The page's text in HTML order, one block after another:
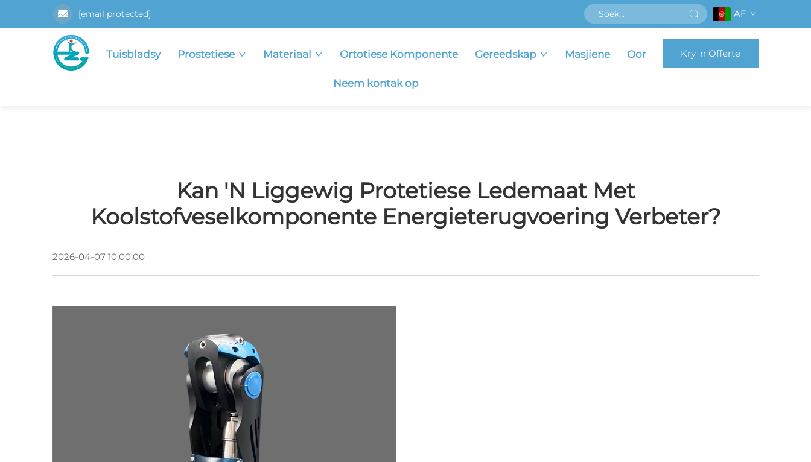
[email protected] AF
Tuisbladsy Prostetiese Materiaal Ortotiese Komponente Gereedskap Masjiene Oor
Neem kontak op
Kry 'n Offerte
Kan 'n Liggewig Protetiese Ledemaat Met
Koolstofveselkomponente Energieterugvoering Verbeter?
2026-04-07 10:00:00